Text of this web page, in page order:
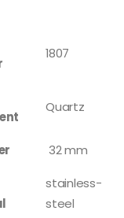
1807
Quartz
32 mm
stainless-
steel